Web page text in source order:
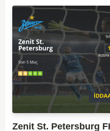
Zenit St. Petersburg